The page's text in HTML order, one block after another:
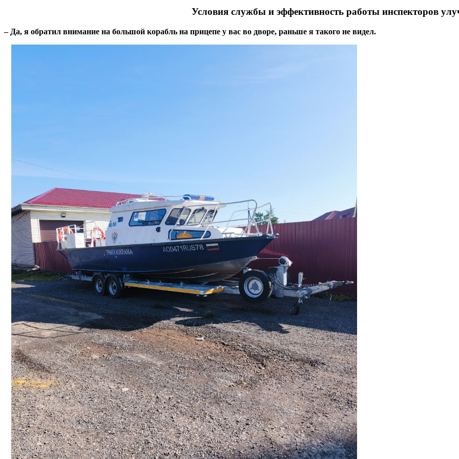
Условия службы и эффективность работы инспекторов
– Да, я обратил внимание на большой корабль на прицепе у вас во дворе, раньше я такого не видел.